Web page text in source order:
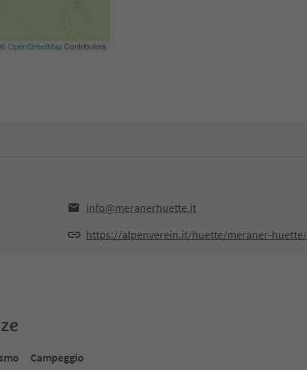
©OpenStreetMapContributors
info@meranerhuette.it
https://alpenverein.it/huette/meraner-huette/
Campeggio